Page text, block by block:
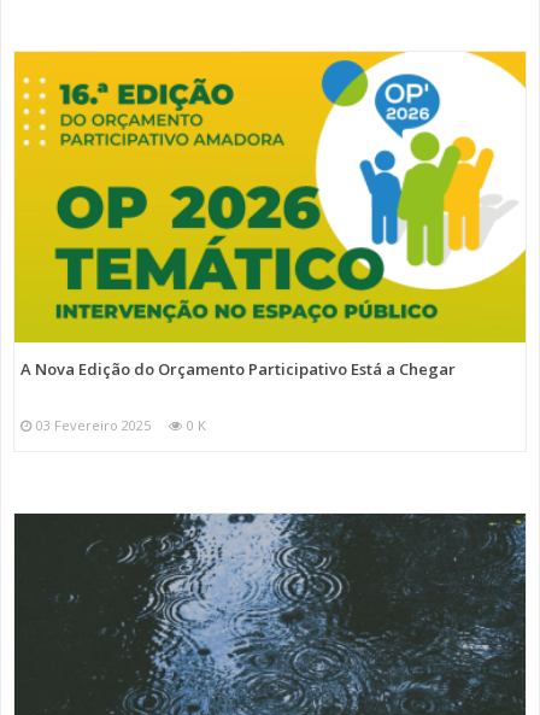
A Nova Edição do Orçamento Participativo Está a Chegar
03 Fevereiro 2025 0 K